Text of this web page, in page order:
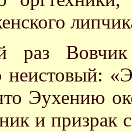
раз
неистовый:
Эухению
и